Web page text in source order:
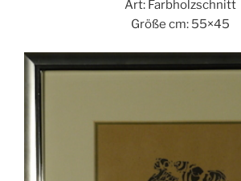
Art: Farbholzschnitt
Größe cm: 55×45